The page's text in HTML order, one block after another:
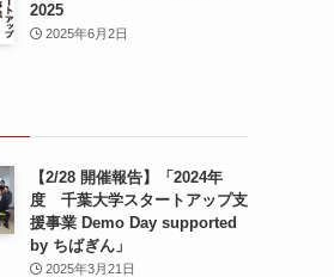
2025
2025年6月2日
【2/28 開催報告】「2024年
度 千葉大学スタートアップ支
援事業 Demo Day supported
by ちばぎん」
2025年3月21日